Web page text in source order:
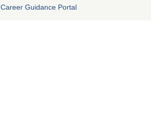
Career Guidance Portal